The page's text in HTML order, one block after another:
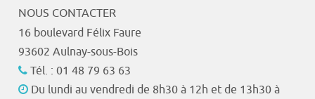
NOUS CONTACTER
16 boulevard Félix Faure
93602 Aulnay-sous-Bois
Tél. : 01 48 79 63 63
Du lundi au vendredi de 8h30 à 12h et de 13h30 à